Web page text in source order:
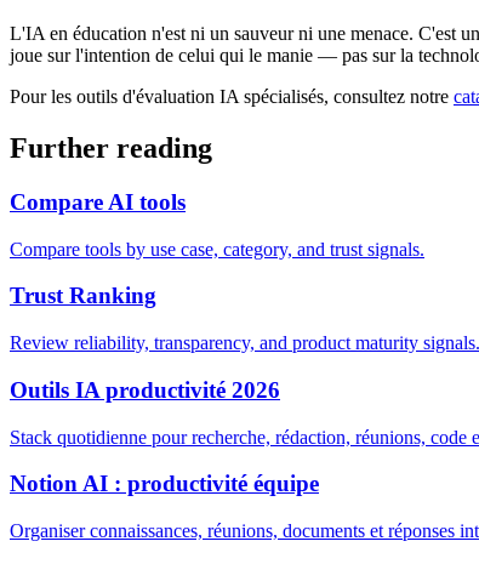
L'IA en éducation n'est ni un sauveur ni une menace. C'est
joue sur l'intention de celui qui le manie — pas sur la
Pour les outils d'évaluation IA spécialisés, consultez notre
Further reading
Compare AI tools
Compare tools by use case, category, and trust signals.
Trust Ranking
Review reliability, transparency, and product maturity signals.
Outils IA productivité 2026
Stack quotidienne pour recherche, rédaction, réunions, code
Notion AI : productivité équipe
Organiser connaissances, réunions, documents et réponses